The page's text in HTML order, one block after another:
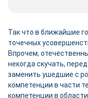
Так что в ближайшие
точечных
Впрочем,
некогда скучать,
заменить ушедшие с
компетенции в части
компетенции в